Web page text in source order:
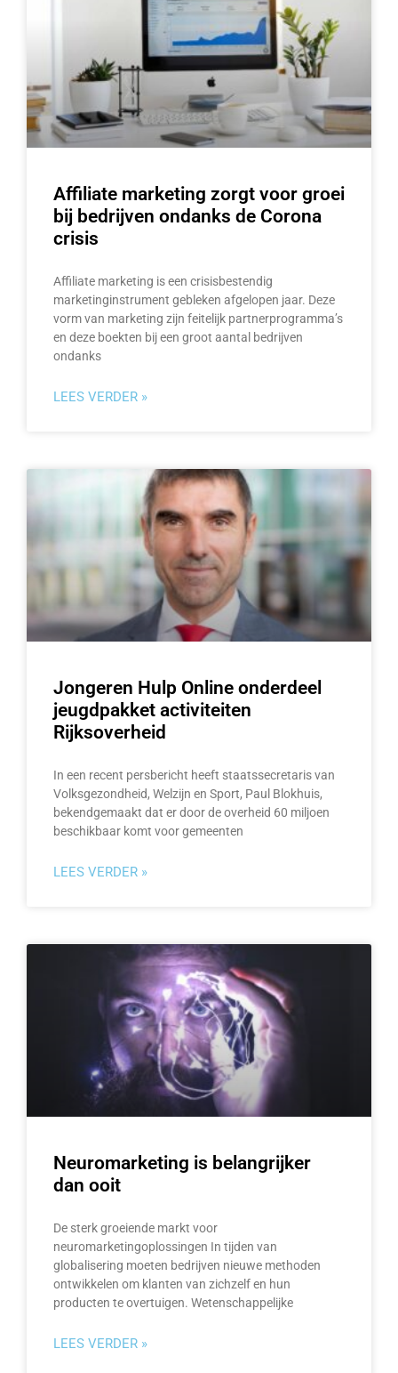
Affiliate marketing zorgt voor groei
bij bedrijven ondanks de Corona
crisis
Affiliate marketing is een crisisbestendig
marketinginstrument gebleken afgelopen jaar. Deze
vorm van marketing zijn feitelijk partnerprogramma’s
en deze boekten bij een groot aantal bedrijven
ondanks
LEES VERDER »
Jongeren Hulp Online onderdeel
jeugdpakket activiteiten
Rijksoverheid
In een recent persbericht heeft staatssecretaris van
Volksgezondheid, Welzijn en Sport, Paul Blokhuis,
bekendgemaakt dat er door de overheid 60 miljoen
beschikbaar komt voor gemeenten
LEES VERDER »
Neuromarketing is belangrijker
dan ooit
De sterk groeiende markt voor
neuromarketingoplossingen In tijden van
globalisering moeten bedrijven nieuwe methoden
ontwikkelen om klanten van zichzelf en hun
producten te overtuigen. Wetenschappelijke
LEES VERDER »